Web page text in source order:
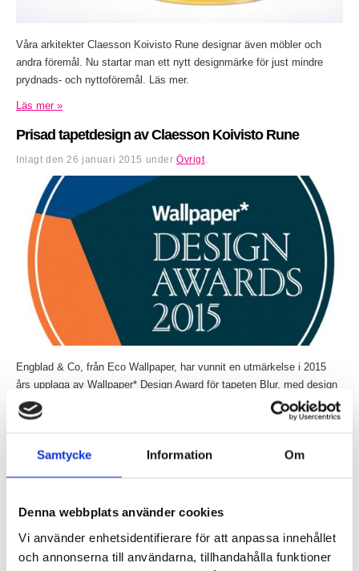
Samtycke Information Om
Denna webbplats använder cookies
Vi använder enhetsidentifierare för att anpassa innehållet
och annonserna till användarna, tillhandahålla funktioner
Våra arkitekter Claesson Koivisto Rune designar även möbler och
andra föremål. Nu startar man ett nytt designmärke för just mindre
prydnads- och nyttoföremål. Läs mer.
Läs mer »
Prisad tapetdesign av Claesson Koivisto Rune
Inlagt den 26 januari 2015 underÖvrigt.
Engblad & Co, från Eco Wallpaper, har vunnit en utmärkelse i 2015
års upplaga av Wallpaper* Design Award för tapeten Blur, med design
av Claesson...
Claesson Koivisto Rune gör randig möbelkollektion
för Matsuso T